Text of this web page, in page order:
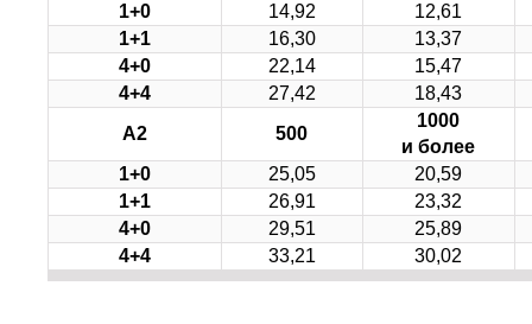
1+0
14,92
12,61
1+1
16,30
13,37
4+0
22,14
15,47
4+4
27,42
18,43
А2
500
1000
и более
1+0
25,05
20,59
1+1
26,91
23,32
4+0
29,51
25,89
4+4
33,21 30,02